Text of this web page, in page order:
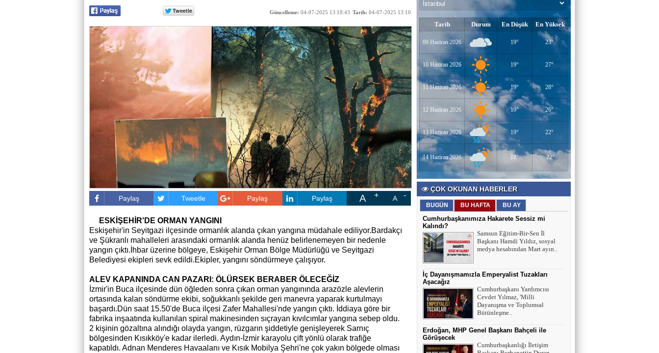
Güncelleme: 04-07-2025 13:18:43 Tarih: 04-07-2025 13:10
Paylaş Tweetle Paylaş Paylaş A A
ESKİŞEHİR'DE ORMAN YANGINI
Eskişehir'in Seyitgazi ilçesinde ormanlık alanda çıkan yangına müdahale ediliyor.Bardakçı
ve Şükranlı mahalleleri arasındaki ormanlık alanda henüz belirlenemeyen bir nedenle
yangın çıktı.İhbar üzerine bölgeye, Eskişehir Orman Bölge Müdürlüğü ve Seyitgazi
Belediyesi ekipleri sevk edildi.Ekipler, yangını söndürmeye çalışıyor.
ALEV KAPANINDA CAN PAZARI: ÖLÜRSEK BERABER ÖLECEĞİZ
İzmir'in Buca ilçesinde dün öğleden sonra çıkan orman yangınında arazözle alevlerin
ortasında kalan söndürme ekibi, soğukkanlı şekilde geri manevra yaparak kurtulmayı
başardı.Dün saat 15.50'de Buca ilçesi Zafer Mahallesi'nde yangın çıktı. İddiaya göre bir
fabrika inşaatında kullanılan spiral makinesinden sıçrayan kıvılcımlar yangına sebep oldu.
2 kişinin gözaltına alındığı olayda yangın, rüzgarın şiddetiyle genişleyerek Sarnıç
bölgesinden Kısıkköy'e kadar ilerledi. Aydın-İzmir karayolu çift yönlü olarak trafiğe
kapatıldı. Adnan Menderes Havaalanı ve Kısık Mobilya Şehri'ne çok yakın bölgede olması
Tarih Durum En Düşük En Yüksek
09 Haziran 2026 19° 23°
10 Haziran 2026 19° 27°
11 Haziran 2026 19° 28°
12 Haziran 2026 19° 26°
13 Haziran 2026 19° 22°
14 Haziran 2026 18° 22°
ÇOK OKUNAN HABERLER
BUGÜN BU HAFTA BU AY
Cumhurbaşkanımıza Hakarete Sessiz mi
Kalındı?
Samsun Eğitim-Bir-Sen İl
Başkanı Hamdi Yıldız, sosyal
medya hesabından Mart ayın..
İç Dayanışmamızla Emperyalist Tuzakları
Aşacağız
Cumhurbaşkanı Yardımcısı
Cevdet Yılmaz, 'Milli
Dayanışma ve Toplumsal
Bütünleşme..
Erdoğan, MHP Genel Başkanı Bahçeli ile
Görüşecek
Cumhurbaşkanlığı İletişim